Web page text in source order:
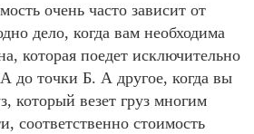
очень часто зависит от
дело, когда вам необходима
которая поедет исключительно
до точки Б. А другое, когда вы
который везет груз многим
соответственно стоимость